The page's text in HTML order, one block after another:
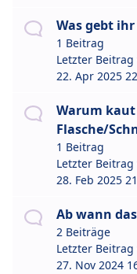
Was gebt
1 Beitrag
Letzter Beitrag
22. Apr 2025
Warum
Flasche/
1 Beitrag
Letzter Beitrag
28. Feb 2025
Ab wann
2 Beiträge
Letzter Beitrag
27. Nov 2024